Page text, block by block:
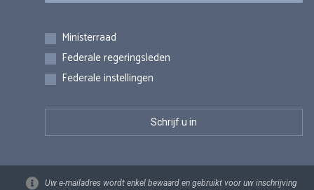
Inschrijvingen
Ministerraad
Federale regeringsleden
Federale instellingen
Uw e-mailadres wordt enkel bewaard en gebruikt voor uw inschrijving